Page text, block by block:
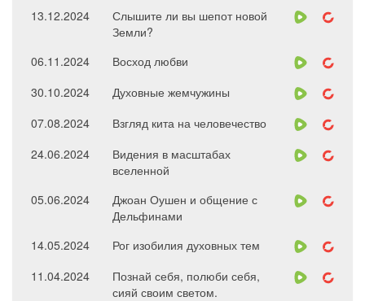
13.12.2024
Слышите ли вы шепот новой
Земли?
06.11.2024
Восход любви
30.10.2024
Духовные жемчужины
07.08.2024
Взгляд кита на человечество
24.06.2024
Видения в масштабах
вселенной
05.06.2024
Джоан Оушен и общение с
Дельфинами
14.05.2024
Рог изобилия духовных тем
11.04.2024
Познай себя, полюби себя,
сияй своим светом.